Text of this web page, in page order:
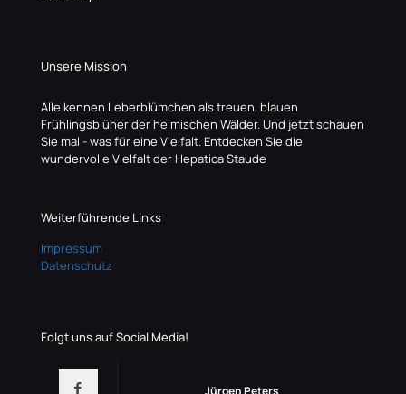
Unsere Mission
Alle kennen Leberblümchen als treuen, blauen
Frühlingsblüher der heimischen Wälder. Und jetzt schauen
Sie mal - was für eine Vielfalt. Entdecken Sie die
wundervolle Vielfalt der Hepatica Staude
Weiterführende Links
Impressum
Datenschutz
Folgt uns auf Social Media!
Jürgen Peters